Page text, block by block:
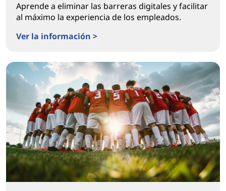
Aprende a eliminar las barreras digitales y facilitar
al máximo la experiencia de los empleados.
Ver la información >